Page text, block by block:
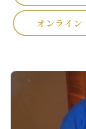
オンライン